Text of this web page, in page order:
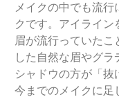
メイクの中でも流
クです。アイライン
眉が流行っていた
した自然な眉やグラ
シャドウの方が「抜
今までのメイクに足